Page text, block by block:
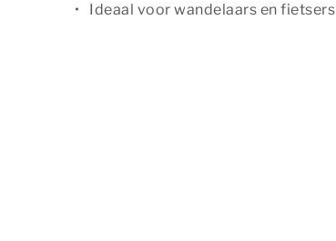
Ideaal voor wandelaars en fietsers